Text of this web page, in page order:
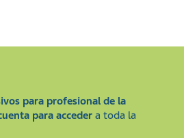
para profesional de la
para accedera toda la